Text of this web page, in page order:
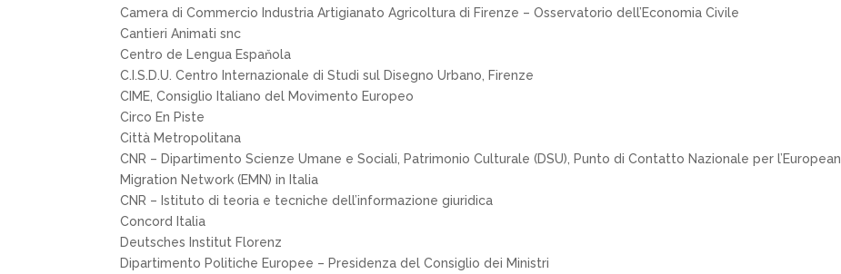
Camera di Commercio Industria Artigianato Agricoltura di Firenze – Osservatorio dell’Economia Civile
Cantieri Animati snc
Centro de Lengua Espaňola
C.I.S.D.U. Centro Internazionale di Studi sul Disegno Urbano, Firenze
CIME, Consiglio Italiano del Movimento Europeo
Circo En Piste
Città Metropolitana
CNR – Dipartimento Scienze Umane e Sociali, Patrimonio Culturale (DSU), Punto di Contatto Nazionale per l’European
Migration Network (EMN) in Italia
CNR – Istituto di teoria e tecniche dell’informazione giuridica
Concord Italia
Deutsches Institut Florenz
Dipartimento Politiche Europee – Presidenza del Consiglio dei Ministri